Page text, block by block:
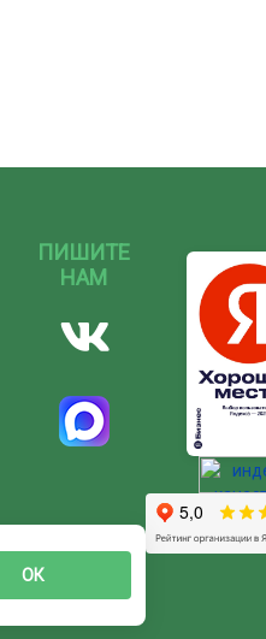
ПИШИТЕ
НАМ
ОК